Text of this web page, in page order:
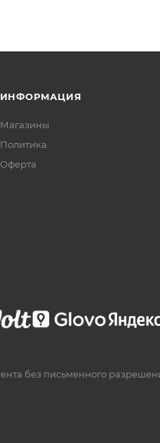
ИНФОРМАЦИЯ
Магазины
Политика
Офертa
без письменного